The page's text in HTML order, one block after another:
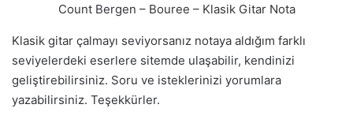
Count Bergen – Bouree – Klasik Gitar Nota
Klasik gitar çalmayı seviyorsanız notaya aldığım farklı
seviyelerdeki eserlere sitemde ulaşabilir, kendinizi
geliştirebilirsiniz. Soru ve isteklerinizi yorumlara
yazabilirsiniz. Teşekkürler.